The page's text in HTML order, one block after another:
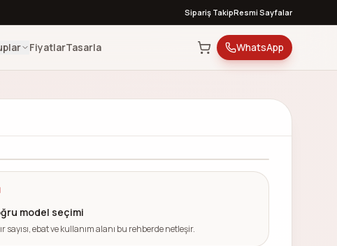
Sipariş TakipResmi Sayfalar
FiyatlarTasarla WhatsApp
TL'den başlayan modeller İstanbul içi hızlı teslim
model seçimi
sayısı, ebat ve kullanım alanı bu rehberde netleşir.